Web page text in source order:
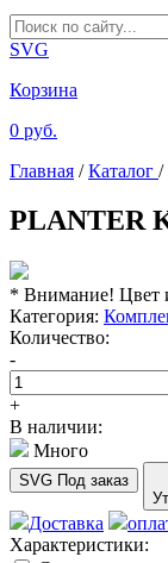
SVG
Корзина
0 руб.
Главная / Каталог /
PLANTER
* Внимание! Цвет и
Категория:
Количество:
-
+
В наличии:
Много
SVG Под заказ
Доставка
Характеристики: